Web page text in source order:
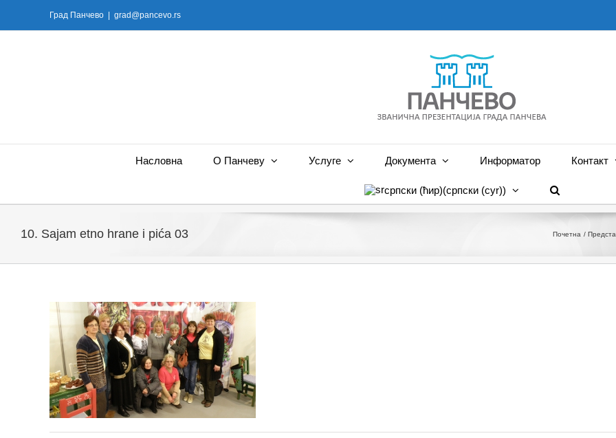
Град Панчево grad@pancevo.rs
Насловна О Панчеву Услуге Документа Информатор Контакт
српски (ћир)(српски (cyr))
10. Sajam etno hrane i pića 03 Почетна